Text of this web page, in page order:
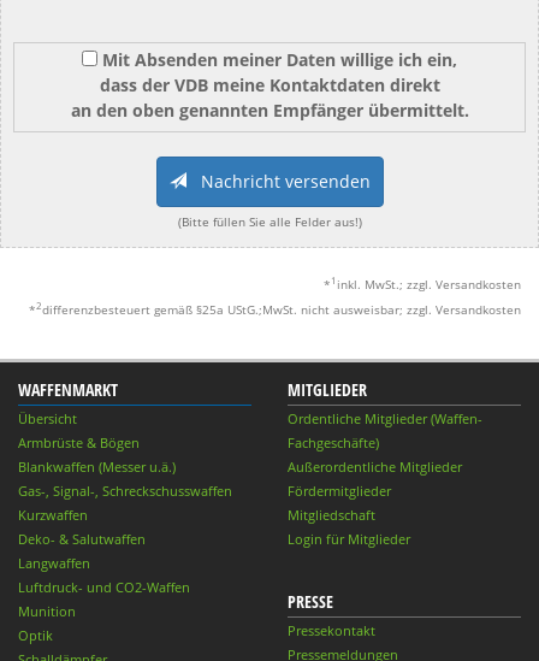
Mit Absenden meiner Daten willige ich ein,
dass der VDB meine Kontaktdaten direkt
an den oben genannten Empfänger übermittelt.
Nachricht versenden
(Bitte füllen Sie alle Felder aus!)
* 1 inkl. MwSt.; zzgl. Versandkosten
*2differenzbesteuert gemäß §25a UStG.;MwSt. nicht ausweisbar; zzgl. Versandkosten
WAFFENMARKT
Übersicht
Armbrüste & Bögen
Blankwaffen (Messer u.ä.)
Gas-, Signal-, Schreckschusswaffen
Kurzwaffen
Deko- & Salutwaffen
Langwaffen
Luftdruck- und CO2-Waffen
Munition
Optik
MITGLIEDER
Ordentliche Mitglieder (Waffen-
Fachgeschäfte)
Außerordentliche Mitglieder
Fördermitglieder
Mitgliedschaft
Login für Mitglieder
PRESSE
Pressekontakt
Pressemeldungen